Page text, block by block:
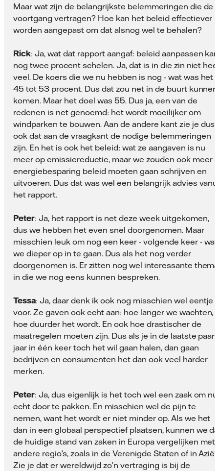
Maar wat zijn de belangrijkste belemmeringen die de
voortgang vertragen? Hoe kan het beleid effectiever
worden aangepast om dat alsnog wel te behalen?
Rick: Ja, wat dat rapport aangaf: beleid aanpassen kan
nog twee procent schelen. Ja, dat is in die zin niet
veel. De koers die we nu hebben is nog - wat was het -
45 tot 53 procent. Dus dat zou net in de buurt kunnen
komen. Maar het doel was 55. Dus ja, een van de
redenen is net genoemd: het wordt moeilijker om
windparken te bouwen. Aan de andere kant zie je dus
ook dat aan de vraagkant de nodige belemmeringen
zijn. En het is ook het beleid: wat ze aangaven is nu
meer op emissiereductie, maar we zouden ook meer
energiebesparing beleid moeten gaan schrijven en
uitvoeren. Dus dat was wel een belangrijk advies
het rapport.
Peter: Ja, het rapport is net deze week uitgekomen,
dus we hebben het even snel doorgenomen. Maar
misschien leuk om nog een keer - volgende keer - wat
we dieper op in te gaan. Dus als het nog verder
doorgenomen is. Er zitten nog wel interessante
in die we nog eens kunnen bespreken.
Tessa: Ja, daar denk ik ook nog misschien wel eentje
voor. Ze gaven ook echt aan: hoe langer we wachten,
hoe duurder het wordt. En ook hoe drastischer de
maatregelen moeten zijn. Dus als je in de laatste paar
jaar in één keer toch het wil gaan halen, dan gaan
bedrijven en consumenten het dan ook veel harder
merken.
Peter: Ja, dus eigenlijk is het toch wel een zaak om nu
echt door te pakken. En misschien wel de pijn te
nemen, want het wordt er niet minder op. Als we het
dan in een globaal perspectief plaatsen, kunnen we
de huidige stand van zaken in Europa vergelijken met
andere regio’s, zoals in de Verenigde Staten of in Azië?
Zie je dat er wereldwijd zo’n vertraging is bij de